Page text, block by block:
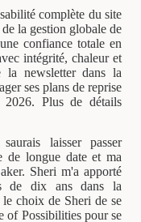
complète du site
la gestion globale de
confiance totale en
intégrité, chaleur et
la newsletter dans la
ses plans de reprise
Plus de détails
laisser passer
de longue date et ma
Sheri m'a apporté
de dix ans dans la
choix de Sheri de se
of Possibilities pour se